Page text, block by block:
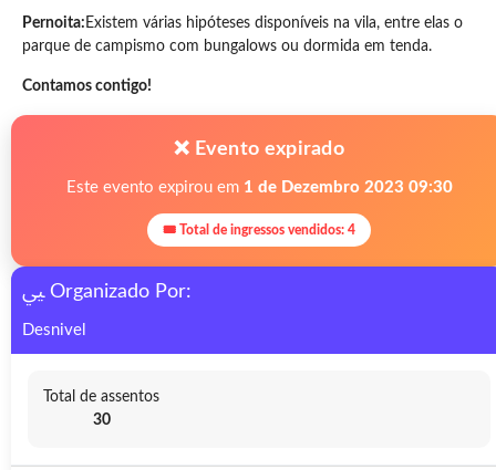
Pernoita: Existem várias hipóteses disponíveis na vila, entre elas o
parque de campismo com bungalows ou dormida em tenda.
Contamos contigo!
❌ Evento expirado
Este evento expirou em 1 de Dezembro 2023 09:30
🎟 Total de ingressos vendidos: 4
Organizado Por:
Desnivel
Total de assentos
30